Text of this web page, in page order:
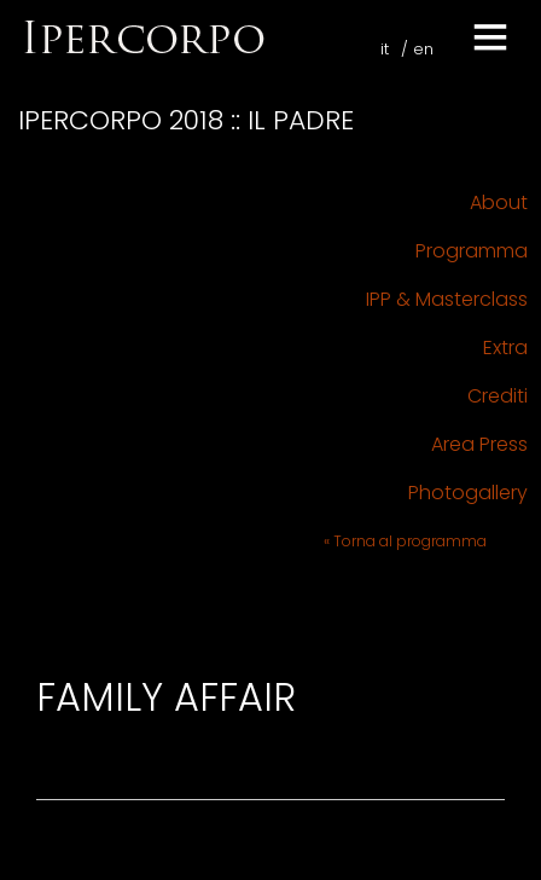
it en
IPERCORPO 2018 :: IL PADRE
About
Programma
IPP & Masterclass
Extra
Crediti
Area Press
Photogallery
« Torna al programma
FAMILY AFFAIR